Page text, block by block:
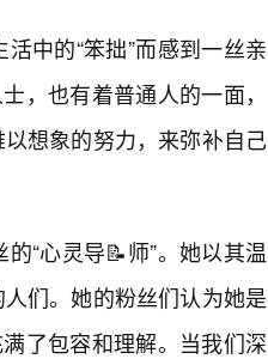
中的“笨拙”而感到一丝亲
，也有着普通人的一面，
想象的努力，来弥补自己
“心灵导📝师”。她以其温
们。她的粉丝们认为她是
了包容和理解。当我们深